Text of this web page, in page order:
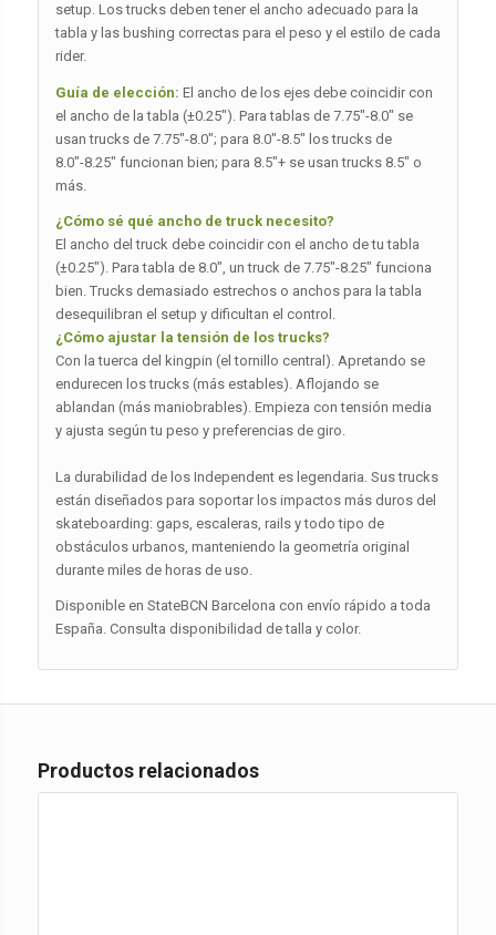
setup. Los trucks deben tener el ancho adecuado para la
tabla y las bushing correctas para el peso y el estilo de cada
rider.
Guía de elección: El ancho de los ejes debe coincidir con
el ancho de la tabla (±0.25″). Para tablas de 7.75″-8.0″ se
usan trucks de 7.75″-8.0″; para 8.0″-8.5″ los trucks de
8.0″-8.25″ funcionan bien; para 8.5″+ se usan trucks 8.5″ o
más.
¿Cómo sé qué ancho de truck necesito?
El ancho del truck debe coincidir con el ancho de tu tabla
(±0.25″). Para tabla de 8.0″, un truck de 7.75″-8.25″ funciona
bien. Trucks demasiado estrechos o anchos para la tabla
desequilibran el setup y dificultan el control.
¿Cómo ajustar la tensión de los trucks?
Con la tuerca del kingpin (el tornillo central). Apretando se
endurecen los trucks (más estables). Aflojando se
ablandan (más maniobrables). Empieza con tensión media
y ajusta según tu peso y preferencias de giro.
La durabilidad de los Independent es legendaria. Sus trucks
están diseñados para soportar los impactos más duros del
skateboarding: gaps, escaleras, rails y todo tipo de
obstáculos urbanos, manteniendo la geometría original
durante miles de horas de uso.
Disponible en StateBCN Barcelona con envío rápido a toda
España. Consulta disponibilidad de talla y color.
Productos relacionados